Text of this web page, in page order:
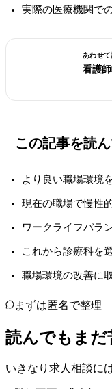
実際の医療機関で
あわせ
看護
この記事を読
より良い職場環境
現在の職場で慢性
ワークライフバラ
これから診療科を
職場環境の改善に
まずは匿名で整理
読んでもま
いきなり求人相談に